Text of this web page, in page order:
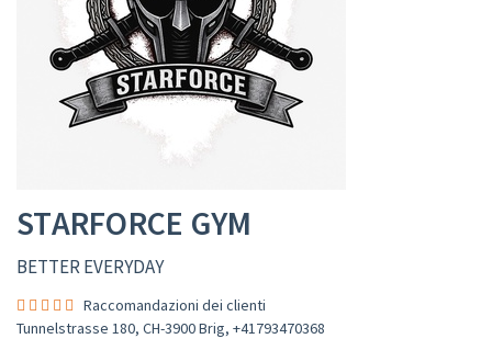
STARFORCE GYM
BETTER EVERYDAY
Raccomandazioni dei clienti
Tunnelstrasse 180, CH-3900 Brig, +41793470368